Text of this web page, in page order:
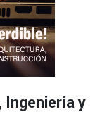
Ingeniería y